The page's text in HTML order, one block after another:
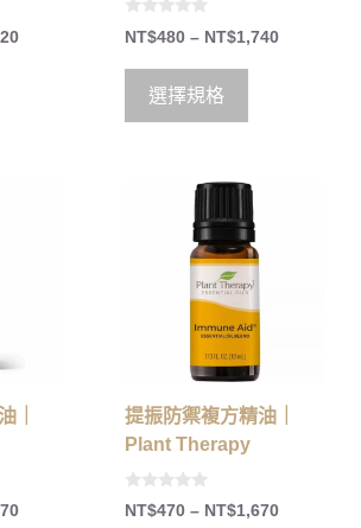
0
o
t
5
NT$480 – NT$1,740
選擇規格
｜
提振防禦複方精油｜
Plant Therapy
0
oNT$470 – NT$1,670